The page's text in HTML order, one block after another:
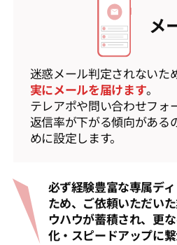
メ
迷惑メール判定されないた
実にメールを届けます。
テレアポや問い合わせフォ
返信率が下がる傾向がある
めに設定します。
必ず経験豊富な専属デ
ため、ご依頼いただい
ウハウが蓄積され、更
化・スピードアップに繋